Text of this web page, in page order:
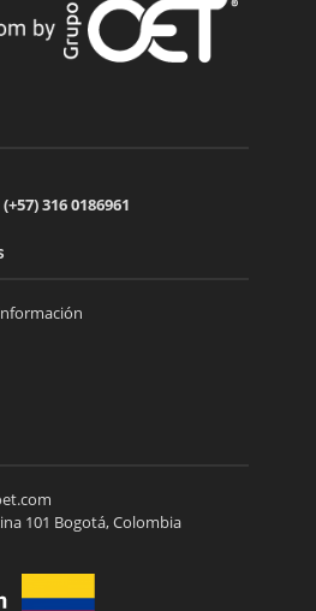
316 0186961
101 Bogotá, Colombia